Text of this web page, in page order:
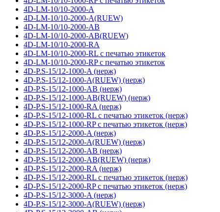
4D-LM-10/10-2000-A
4D-LM-10/10-2000-A(RUEW)
4D-LM-10/10-2000-AB
4D-LM-10/10-2000-AB(RUEW)
4D-LM-10/10-2000-RA
4D-LM-10/10-2000-RL с печатью этикеток
4D-LM-10/10-2000-RP с печатью этикеток
4D-P.S-15/12-1000-A (нерж)
4D-P.S-15/12-1000-A(RUEW) (нерж)
4D-P.S-15/12-1000-AB (нерж)
4D-P.S-15/12-1000-AB(RUEW) (нерж)
4D-P.S-15/12-1000-RA (нерж)
4D-P.S-15/12-1000-RL с печатью этикеток (нерж)
4D-P.S-15/12-1000-RP с печатью этикеток (нерж)
4D-P.S-15/12-2000-A (нерж)
4D-P.S-15/12-2000-A(RUEW) (нерж)
4D-P.S-15/12-2000-AB (нерж)
4D-P.S-15/12-2000-AB(RUEW) (нерж)
4D-P.S-15/12-2000-RA (нерж)
4D-P.S-15/12-2000-RL с печатью этикеток (нерж)
4D-P.S-15/12-2000-RP с печатью этикеток (нерж)
4D-P.S-15/12-3000-A (нерж)
4D-P.S-15/12-3000-A(RUEW) (нерж)